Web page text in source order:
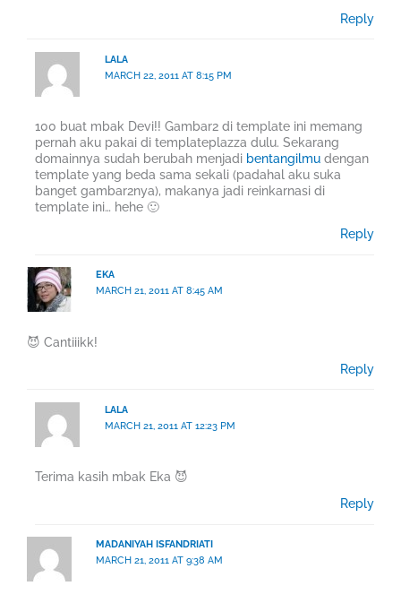
Reply
LALA
MARCH 22, 2011 AT 8:15 PM
100 buat mbak Devi!! Gambar2 di template ini memang
pernah aku pakai di templateplazza dulu. Sekarang
domainnya sudah berubah menjadi bentangilmu dengan
template yang beda sama sekali (padahal aku suka
banget gambar2nya), makanya jadi reinkarnasi di
template ini… hehe 🙂
Reply
EKA
MARCH 21, 2011 AT 8:45 AM
😈 Cantiiikk!
Reply
LALA
MARCH 21, 2011 AT 12:23 PM
Terima kasih mbak Eka 😈
Reply
MADANIYAH ISFANDRIATI
MARCH 21, 2011 AT 9:38 AM